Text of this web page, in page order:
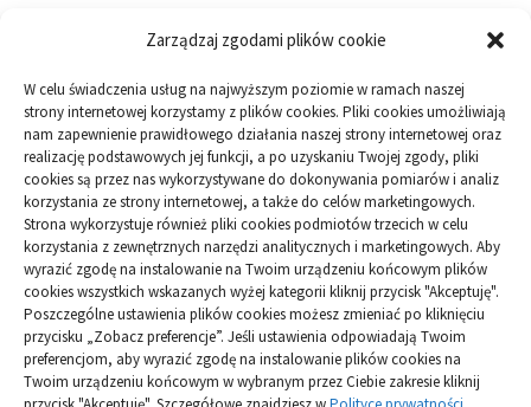
Zarządzaj zgodami plików cookie
W celu świadczenia usług na najwyższym poziomie w ramach naszej
strony internetowej korzystamy z plików cookies. Pliki cookies umożliwiają
nam zapewnienie prawidłowego działania naszej strony internetowej oraz
realizację podstawowych jej funkcji, a po uzyskaniu Twojej zgody, pliki
cookies są przez nas wykorzystywane do dokonywania pomiarów i analiz
korzystania ze strony internetowej, a także do celów marketingowych.
Strona wykorzystuje również pliki cookies podmiotów trzecich w celu
korzystania z zewnętrznych narzędzi analitycznych i marketingowych. Aby
wyrazić zgodę na instalowanie na Twoim urządzeniu końcowym plików
cookies wszystkich wskazanych wyżej kategorii kliknij przycisk "Akceptuję".
Poszczególne ustawienia plików cookies możesz zmieniać po kliknięciu
przycisku „Zobacz preferencje”. Jeśli ustawienia odpowiadają Twoim
preferencjom, aby wyrazić zgodę na instalowanie plików cookies na
Twoim urządzeniu końcowym w wybranym przez Ciebie zakresie kliknij
ARTYKUŁ SPONSOROWANY
Budowa
Dom
Ogród
Przemysł